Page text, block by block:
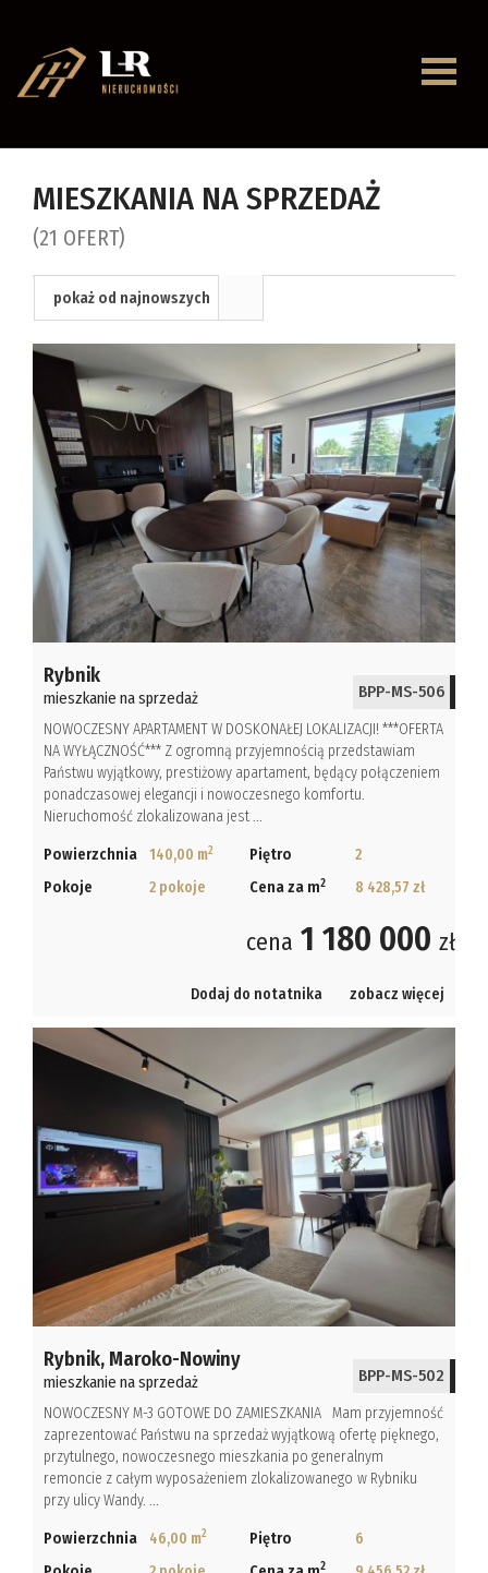
Domy
Dzialki
Lokale
Hale
Obiekty
Kontakt
Notatnik
MIESZKANIA NA SPRZEDAŻ
(21 OFERT)
pokaż od najnowszych
Rybnik
mieszkanie na sprzedaż BPP-MS-506
NOWOCZESNY APARTAMENT W DOSKONAŁEJ LOKALIZACJI! ***OFERTA
NA WYŁĄCZNOŚĆ*** Z ogromną przyjemnością przedstawiam
Państwu wyjątkowy, prestiżowy apartament, będący połączeniem
ponadczasowej elegancji i nowoczesnego komfortu.
Nieruchomość zlokalizowana jest ...
Powierzchnia 140,00 m2 Piętro
2
Pokoje
2 pokoje Cena za m2 8 428,57 zł
cena 1 180 000 zł
Dodaj do notatnika zobacz więcej
Rybnik, Maroko-Nowiny
mieszkanie na sprzedaż BPP-MS-502
NOWOCZESNY M-3 GOTOWE DO ZAMIESZKANIA Mam przyjemność
zaprezentować Państwu na sprzedaż wyjątkową ofertę pięknego,
przytulnego, nowoczesnego mieszkania po generalnym
remoncie z całym wyposażeniem zlokalizowanego w Rybniku
przy ulicy Wandy. ...
Powierzchnia 46,00 m2 Piętro
6
2